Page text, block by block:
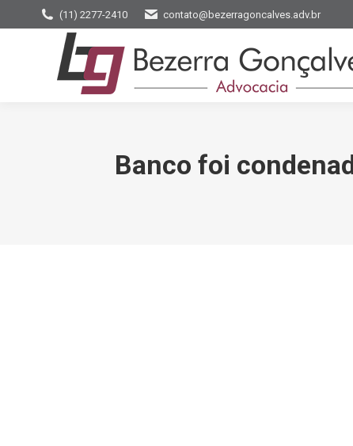
(11) 2277-2410 contato@bezerragoncalves.adv.br
Banco foi